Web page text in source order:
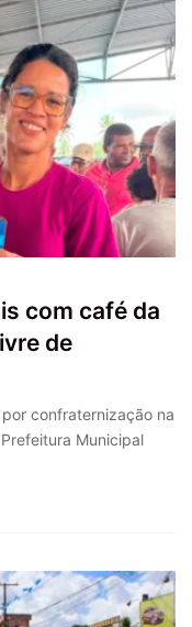
com café da
de
confraternização na
Municipal